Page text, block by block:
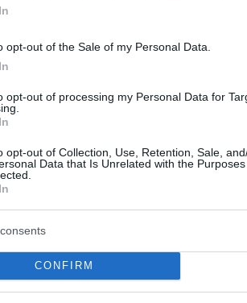
opt-out of the Sale of my Personal Data.
opt-out of processing my Personal Data for
opt-out of Collection, Use, Retention, Sale,
Data that Is Unrelated with the
CONFIRM
ΣΧΟΛΙΟΥ